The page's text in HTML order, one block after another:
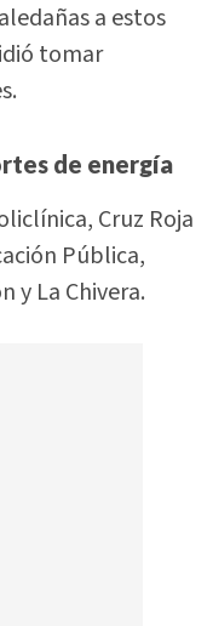
a estos
tomar
de energía
Cruz Roja
Pública,
y La Chivera.